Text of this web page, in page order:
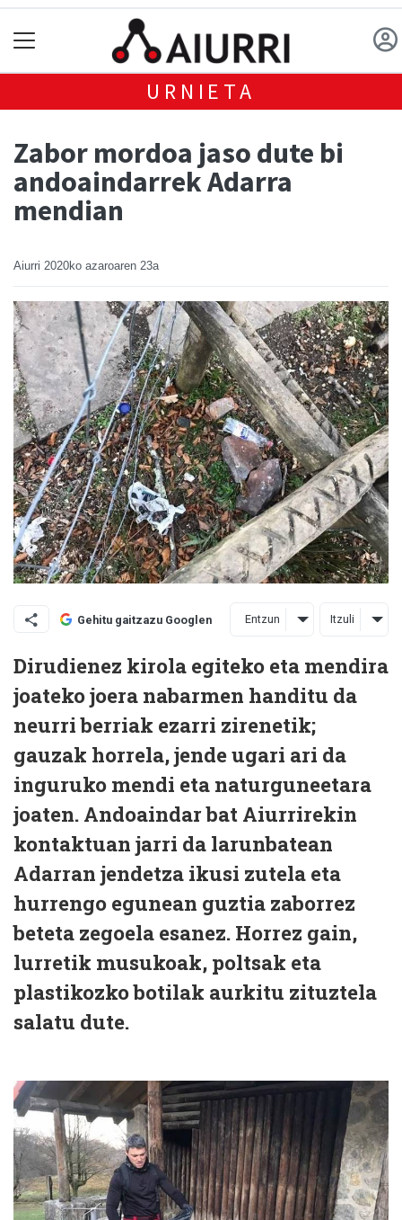
URNIETA
Zabor mordoa jaso dute bi
andoaindarrek Adarra
mendian
Aiurri 2020ko azaroaren 23a
Gehitu gaitzazu Googlen Entzun Itzuli
Dirudienez kirola egiteko eta mendira
joateko joera nabarmen handitu da
neurri berriak ezarri zirenetik;
gauzak horrela, jende ugari ari da
inguruko mendi eta naturguneetara
joaten. Andoaindar bat Aiurrirekin
kontaktuan jarri da larunbatean
Adarran jendetza ikusi zutela eta
hurrengo egunean guztia zaborrez
beteta zegoela esanez. Horrez gain,
lurretik musukoak, poltsak eta
plastikozko botilak aurkitu zituztela
salatu dute.